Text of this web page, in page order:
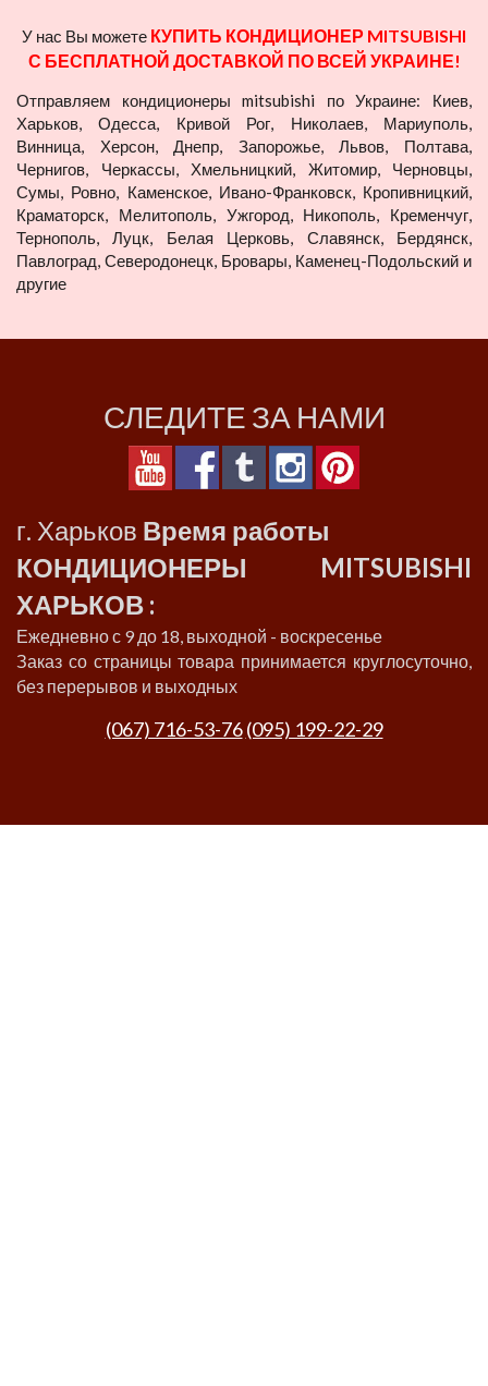
У нас Вы можете КУПИТЬ КОНДИЦИОНЕР MITSUBISHI
С БЕСПЛАТНОЙ ДОСТАВКОЙ ПО ВСЕЙ УКРАИНЕ!
Отправляем кондиционеры mitsubishi по Украине: Киев,
Харьков, Одесса, Кривой Рог, Николаев, Мариуполь,
Винница, Херсон, Днепр, Запорожье, Львов, Полтава,
Чернигов, Черкассы, Хмельницкий, Житомир, Черновцы,
Сумы, Ровно, Каменское, Ивано-Франковск, Кропивницкий,
Краматорск, Мелитополь, Ужгород, Никополь, Кременчуг,
Тернополь, Луцк, Белая Церковь, Славянск, Бердянск,
Павлоград, Северодонецк, Бровары, Каменец-Подольский и
другие
СЛЕДИТЕ ЗА НАМИ
г. Харьков Время работы
КОНДИЦИОНЕРЫ MITSUBISHI
ХАРЬКОВ :
Ежедневно с 9 до 18, выходной - воскресенье
Заказ со страницы товара принимается круглосуточно,
без перерывов и выходных
(067) 716-53-76 (095) 199-22-29